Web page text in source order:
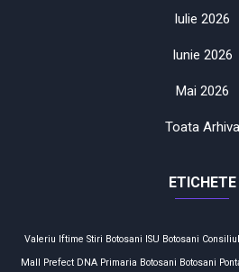
Iulie 2026
Iunie 2026
Mai 2026
Toata Arhiva
ETICHETE
Valeriu Iftime Stiri Botosani ISU Botosani
Mall
Prefect DNA Primaria Botosani Botosani